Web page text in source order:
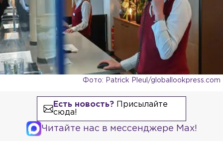
Фото: Patrick Pleul/globallookpress.com
Есть новость?Присылайте
сюда!
Читайте нас в мессенджере Max!